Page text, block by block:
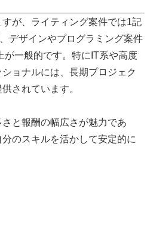
が、ライティング案件では1記
デザインやプログラミング案件
が一般的です。特にIT系や高度
ョナルには、長期プロジェク
されています。
と報酬の幅広さが魅力であ
のスキルを活かして安定的に